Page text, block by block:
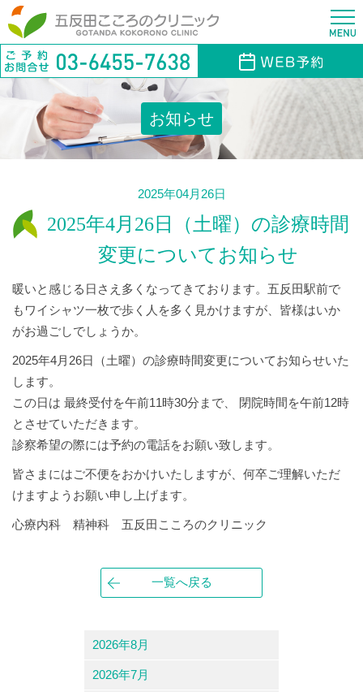
お知らせ
2025年04月26日
2025年4月26日（土曜）の診療時間
変更についてお知らせ
暖いと感じる日さえ多くなってきております。五反田駅前で
もワイシャツ一枚で歩く人を多く見かけますが、皆様はいか
がお過ごしでしょうか。
2025年4月26日（土曜）の診療時間変更についてお知らせいた
します。
この日は 最終受付を午前11時30分まで、 閉院時間を午前12時
とさせていただきます。
診察希望の際には予約の電話をお願い致します。
皆さまにはご不便をおかけいたしますが、何卒ご理解いただ
けますようお願い申し上げます。
心療内科 精神科 五反田こころのクリニック
一覧へ戻る
2026年8月
2026年7月